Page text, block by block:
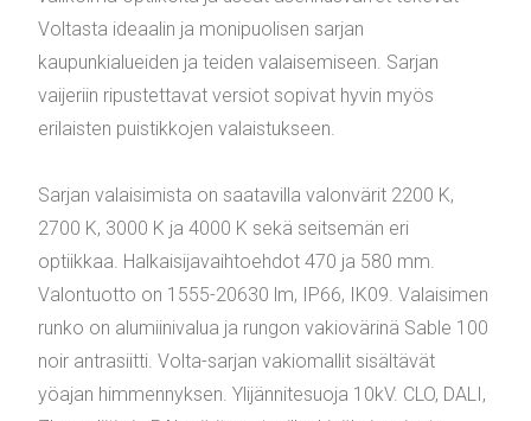
Voltasta ideaalin ja monipuolisen sarjan
kaupunkialueiden ja teiden valaisemiseen. Sarjan
vaijeriin ripustettavat versiot sopivat hyvin myös
erilaisten puistikkojen valaistukseen.
Sarjan valaisimista on saatavilla valonvärit 2200 K,
2700 K, 3000 K ja 4000 K sekä seitsemän eri
optiikkaa. Halkaisijavaihtoehdot 470 ja 580 mm.
Valontuotto on 1555-20630 lm, IP66, IK09. Valaisimen
runko on alumiinivalua ja rungon vakiovärinä Sable 100
noir antrasiitti. Volta-sarjan vakiomallit sisältävät
yöajan himmennyksen. Ylijännitesuoja 10kV. CLO, DALI,